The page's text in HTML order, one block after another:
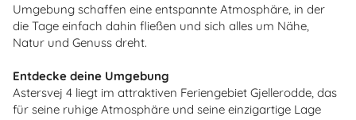
Umgebung schaffen eine entspannte Atmosphäre, in der
die Tage einfach dahin fließen und sich alles um Nähe,
Natur und Genuss dreht.
Entdecke deine Umgebung
Astersvej 4 liegt im attraktiven Feriengebiet Gjellerodde, das
für seine ruhige Atmosphäre und seine einzigartige Lage